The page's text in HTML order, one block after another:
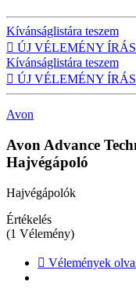
Kívánságlistára teszem
 ÚJ VÉLEMÉNY
Kívánságlistára teszem
 ÚJ VÉLEMÉNY
Avon
Avon Advance
Hajvégápoló
Hajvégápolók
Értékelés
(1 Vélemény)
 Vélemények